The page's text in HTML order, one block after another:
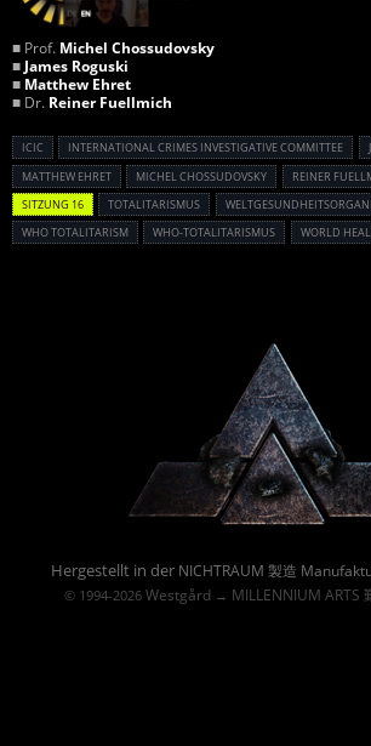
■ Prof. Michel Chossudovsky
■ James Roguski
■ Matthew Ehret
■ Dr. Reiner Fuellmich
ICIC INTERNATIONAL CRIMES INVESTIGATIVE COMMITTEE
MATTHEW EHRET
MICHEL CHOSSUDOVSKY REINER
SITZUNG 16
TOTALITARISMUS
WHO TOTALITARISM
WHO-TOTALITARISMUS WORLD
Hergestellt in der NICHTRAUM 製造
© 1994-2026 Westgård→ MILLENNIUM ARTS
Powered By :